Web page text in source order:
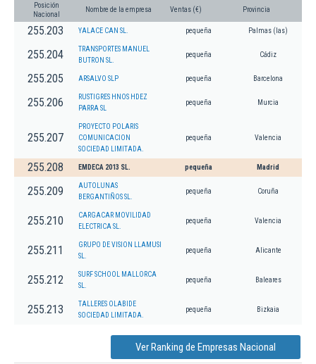
Posición
Nacional
Nombre de la empresa Ventas (€) Provincia
255.203 YALACE CAN SL. pequeña Palmas (las)
255.204
TRANSPORTES MANUEL
BUTRON SL.
pequeña Cádiz
255.205 ARSALVO SLP pequeña Barcelona
255.206
RUSTIGRES HNOS HDEZ
PARRA SL
pequeña Murcia
255.207
PROYECTO POLARIS
COMUNICACION
SOCIEDAD LIMITADA.
pequeña Valencia
255.208 EMDECA 2013 SL. pequeña Madrid
255.209
AUTOLUNAS
BERGANTIÑOS SL.
pequeña Coruña
255.210
CARGACAR MOVILIDAD
ELECTRICA SL.
pequeña Valencia
255.211
GRUPO DE VISION LLAMUSI
SL.
pequeña Alicante
255.212
SURF SCHOOL MALLORCA
SL.
pequeña Baleares
255.213
TALLERES OLABIDE
SOCIEDAD LIMITADA.
pequeña Bizkaia
Ver Ranking de Empresas Nacional